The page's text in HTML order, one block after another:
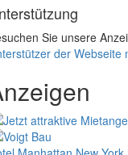
Sie unsere
der Webseite